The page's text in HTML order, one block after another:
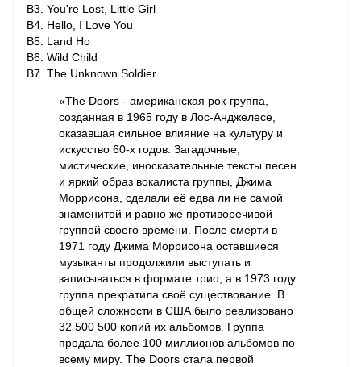
B3. You're Lost, Little Girl
B4. Hello, I Love You
B5. Land Ho
B6. Wild Child
B7. The Unknown Soldier
«The Doors - американская рок-группа,
созданная в 1965 году в Лос-Анджелесе,
оказавшая сильное влияние на культуру и
искусство 60-х годов. Загадочные,
мистические, иносказательные тексты песен
и яркий образ вокалиста группы, Джима
Моррисона, сделали её едва ли не самой
знаменитой и равно же противоречивой
группой своего времени. После смерти в
1971 году Джима Моррисона оставшиеся
музыканты продолжили выступать и
записываться в формате трио, а в 1973 году
группа прекратила своё существование. В
общей сложности в США было реализовано
32 500 500 копий их альбомов. Группа
продала более 100 миллионов альбомов по
всему миру. The Doors стала первой